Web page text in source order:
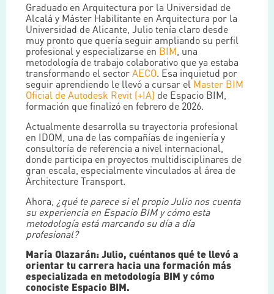
Graduado en Arquitectura por la Universidad de
Alcalá y Máster Habilitante en Arquitectura por la
Universidad de Alicante, Julio tenía claro desde
muy pronto que quería seguir ampliando su perfil
profesional y especializarse en BIM , una
metodología de trabajo colaborativo que ya estaba
transformando el sectorAECO. Esa inquietud por
seguir aprendiendo le llevó a cursar el Master BIM
Oficial de Autodesk Revit (+IA) de Espacio BIM,
formación que finalizó en febrero de 2026.
Actualmente desarrolla su trayectoria profesional
en IDOM, una de las compañías de ingeniería y
consultoría de referencia a nivel internacional,
donde participa en proyectos multidisciplinares de
gran escala, especialmente vinculados al área de
Architecture Transport.
Ahora, ¿qué te parece si el propio Julio nos cuenta
su experiencia en Espacio BIM y cómo esta
metodología está marcando su día a día
profesional?
María Olazarán: Julio, cuéntanos qué te llevó a
orientar tu carrera hacia una formación más
especializada en metodología BIM y cómo
conociste Espacio BIM.